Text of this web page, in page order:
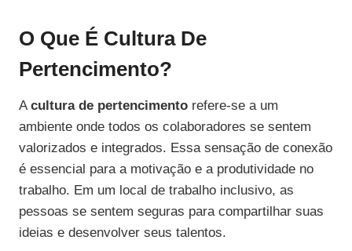
O Que É Cultura De
Pertencimento?
Acultura de pertencimento refere-se a um
ambiente onde todos os colaboradores se sentem
valorizados e integrados. Essa sensação de conexão
é essencial para a motivação e a produtividade no
trabalho. Em um local de trabalho inclusivo, as
pessoas se sentem seguras para compartilhar suas
ideias e desenvolver seus talentos.